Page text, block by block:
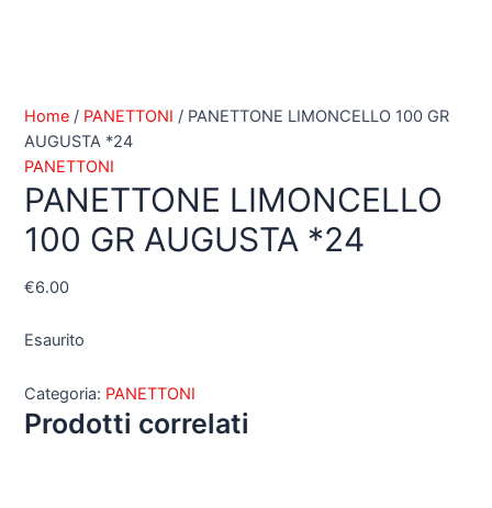
Home / PANETTONI / PANETTONE LIMONCELLO 100 GR
AUGUSTA *24
PANETTONI
PANETTONE LIMONCELLO
100 GR AUGUSTA *24
€6.00
Esaurito
Categoria: PANETTONI
Prodotti correlati